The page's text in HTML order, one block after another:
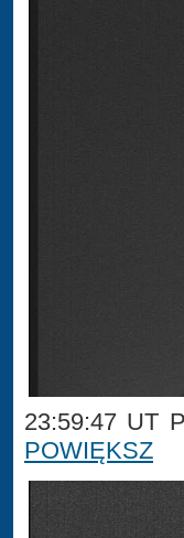
23:59:47 UT
POWIĘKSZ